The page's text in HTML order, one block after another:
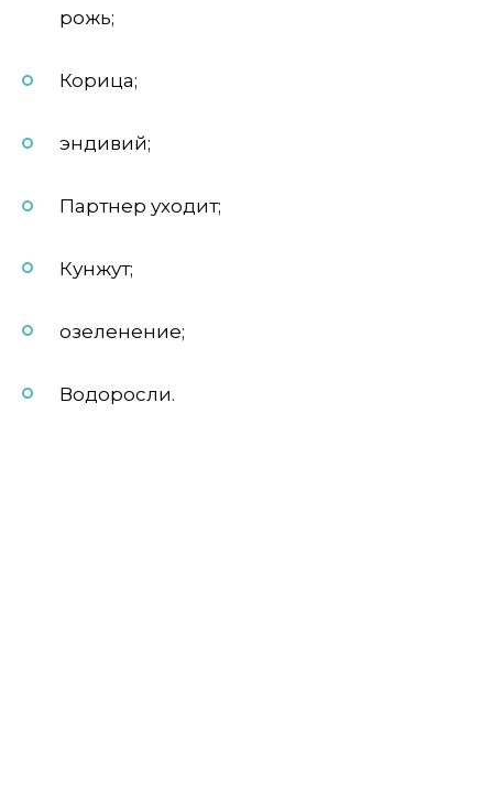
рожь;
Корица;
эндивий;
Партнер уходит;
Кунжут;
озеленение;
Водоросли.